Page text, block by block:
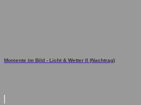
Momente im Bild - Licht & Wetter II (Nachtrag)